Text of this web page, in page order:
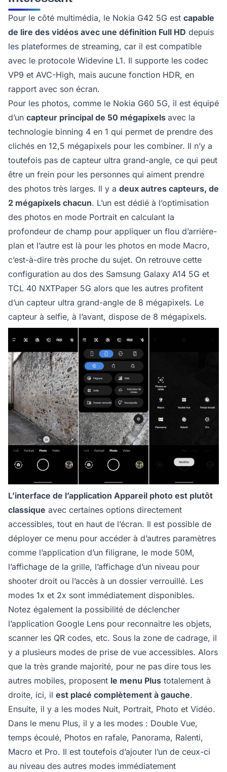
Pour le côté multimédia, le Nokia G42 5G est capable
de lire des vidéos avec une définition Full HD depuis
les plateformes de streaming, car il est compatible
avec le protocole Widevine L1. Il supporte les codec
VP9 et AVC-High, mais aucune fonction HDR, en
rapport avec son écran.
Pour les photos, comme le Nokia G60 5G, il est équipé
d’un capteur principal de 50 mégapixels avec la
technologie binning 4 en 1 qui permet de prendre des
clichés en 12,5 mégapixels pour les combiner. Il n’y a
toutefois pas de capteur ultra grand-angle, ce qui peut
être un frein pour les personnes qui aiment prendre
des photos très larges. Il y a deux autres capteurs, de
2 mégapixels chacun. L’un est dédié à l’optimisation
des photos en mode Portrait en calculant la
profondeur de champ pour appliquer un flou d’arrière-
plan et l’autre est là pour les photos en mode Macro,
c’est-à-dire très proche du sujet. On retrouve cette
configuration au dos des Samsung Galaxy A14 5G et
TCL 40 NXTPaper 5G alors que les autres profitent
d’un capteur ultra grand-angle de 8 mégapixels. Le
capteur à selfie, à l’avant, dispose de 8 mégapixels.
L’interface de l’application Appareil photo est plutôt
classique avec certaines options directement
accessibles, tout en haut de l’écran. Il est possible de
déployer ce menu pour accéder à d’autres paramètres
comme l’application d’un filigrane, le mode 50M,
l’affichage de la grille, l’affichage d’un niveau pour
shooter droit ou l’accès à un dossier verrouillé. Les
modes 1x et 2x sont immédiatement disponibles.
Notez également la possibilité de déclencher
l’application Google Lens pour reconnaitre les objets,
scanner les QR codes, etc. Sous la zone de cadrage, il
y a plusieurs modes de prise de vue accessibles. Alors
que la très grande majorité, pour ne pas dire tous les
autres mobiles, proposent le menu Plus totalement à
droite, ici, il est placé complètement à gauche.
Ensuite, il y a les modes Nuit, Portrait, Photo et Vidéo.
Dans le menu Plus, il y a les modes : Double Vue,
temps écoulé, Photos en rafale, Panorama, Ralenti,
Macro et Pro. Il est toutefois d’ajouter l’un de ceux-ci
au niveau des autres modes immédiatement